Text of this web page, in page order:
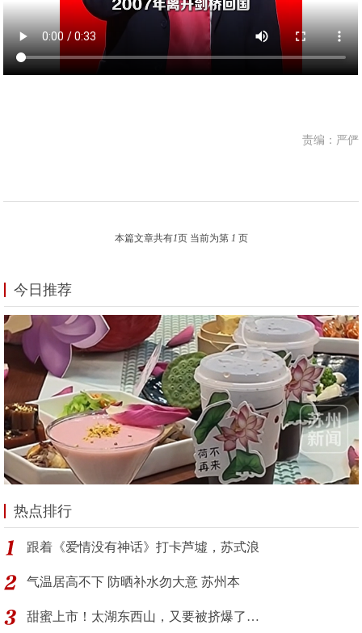
责编：严俨
本篇文章共有1页 当前为第 1 页
今日推荐
热点排行
跟着《爱情没有神话》打卡芦墟，苏式浪
气温居高不下 防晒补水勿大意 苏州本
甜蜜上市！太湖东西山，又要被挤爆了…